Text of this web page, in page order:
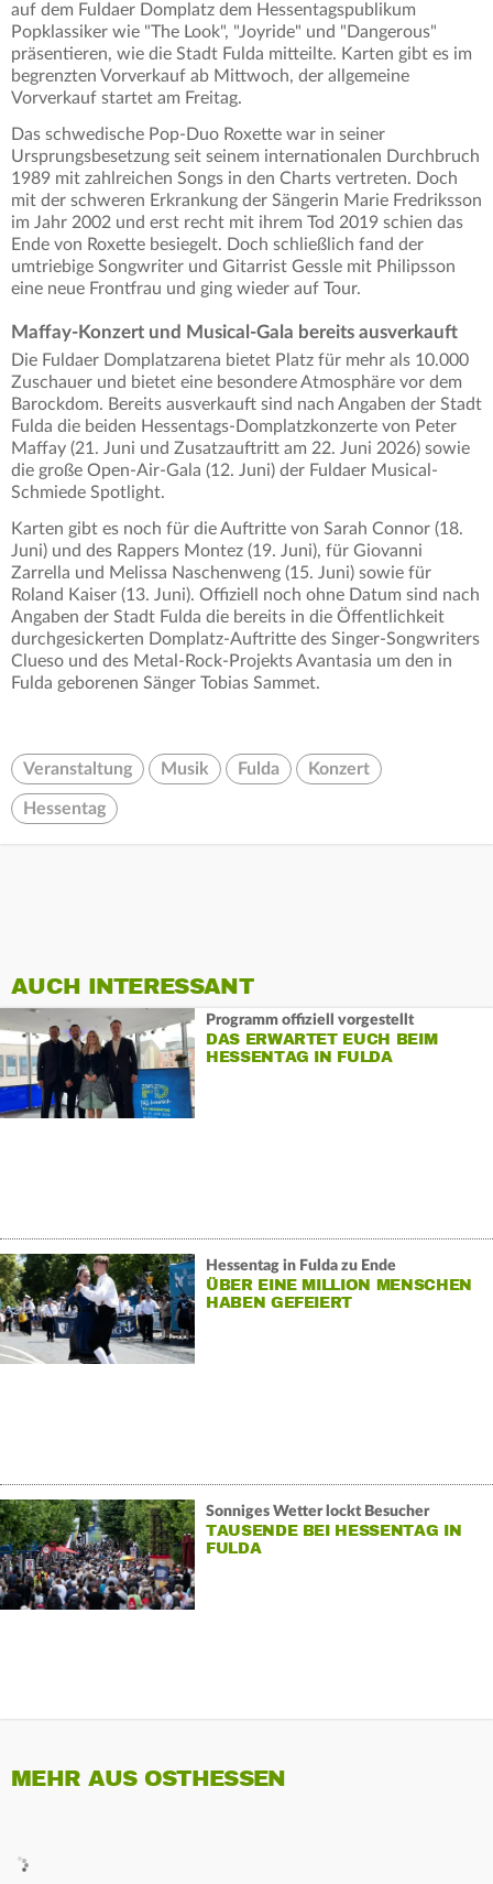
auf dem Fuldaer Domplatz dem Hessentagspublikum
Popklassiker wie "The Look", "Joyride" und "Dangerous"
präsentieren, wie die Stadt Fulda mitteilte. Karten gibt es im
begrenzten Vorverkauf ab Mittwoch, der allgemeine
Vorverkauf startet am Freitag.
Das schwedische Pop-Duo Roxette war in seiner
Ursprungsbesetzung seit seinem internationalen Durchbruch
1989 mit zahlreichen Songs in den Charts vertreten. Doch
mit der schweren Erkrankung der Sängerin Marie Fredriksson
im Jahr 2002 und erst recht mit ihrem Tod 2019 schien das
Ende von Roxette besiegelt. Doch schließlich fand der
umtriebige Songwriter und Gitarrist Gessle mit Philipsson
eine neue Frontfrau und ging wieder auf Tour.
Maffay-Konzert und Musical-Gala bereits ausverkauft
Die Fuldaer Domplatzarena bietet Platz für mehr als 10.000
Zuschauer und bietet eine besondere Atmosphäre vor dem
Barockdom. Bereits ausverkauft sind nach Angaben der Stadt
Fulda die beiden Hessentags-Domplatzkonzerte von Peter
Maffay (21. Juni und Zusatzauftritt am 22. Juni 2026) sowie
die große Open-Air-Gala (12. Juni) der Fuldaer Musical-
Schmiede Spotlight.
Karten gibt es noch für die Auftritte von Sarah Connor (18.
Juni) und des Rappers Montez (19. Juni), für Giovanni
Zarrella und Melissa Naschenweng (15. Juni) sowie für
Roland Kaiser (13. Juni). Offiziell noch ohne Datum sind nach
Angaben der Stadt Fulda die bereits in die Öffentlichkeit
durchgesickerten Domplatz-Auftritte des Singer-Songwriters
Clueso und des Metal-Rock-Projekts Avantasia um den in
Fulda geborenen Sänger Tobias Sammet.
Veranstaltung Musik Fulda Konzert
Hessentag
AUCH INTERESSANT
Programm offiziell vorgestellt
DAS ERWARTET EUCH BEIM
HESSENTAG IN FULDA
Hessentag in Fulda zu Ende
ÜBER EINE MILLION MENSCHEN
HABEN GEFEIERT
Sonniges Wetter lockt Besucher
TAUSENDE BEI HESSENTAG IN
FULDA
MEHR AUS OSTHESSEN